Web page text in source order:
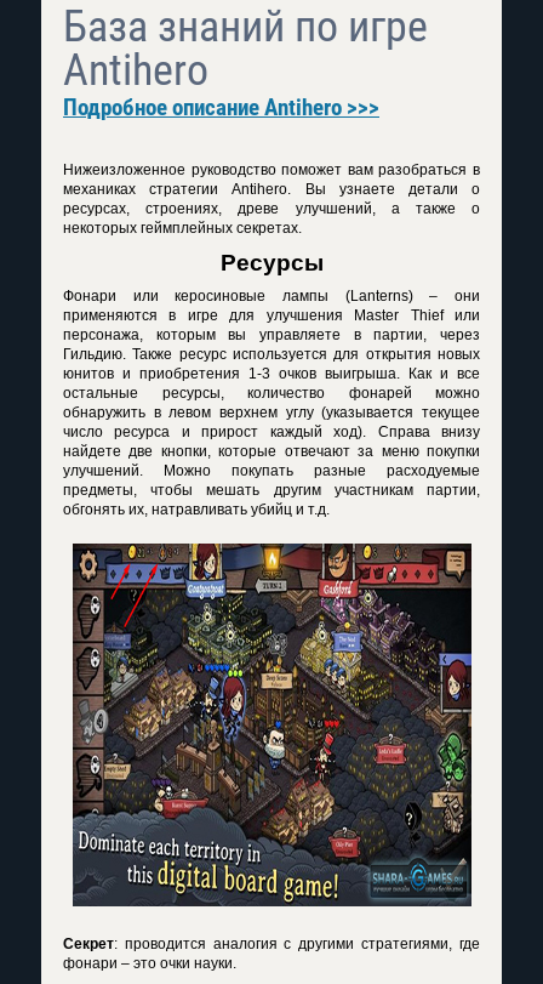
База знаний по игре
Antihero
Подробное описание Antihero >>>
Нижеизложенное руководство поможет вам разобраться в
механиках стратегииAntihero. Вы узнаете детали о
ресурсах, строениях, древе улучшений, а также о
некоторых геймплейных секретах.
Ресурсы
Фонари или керосиновые лампы (Lanterns) – они
применяются в игре для улучшения
Master Thiefили
персонажа, которым вы управляете в партии, через
Гильдию. Также ресурс используется для открытия новых
юнитов и приобретения 1-3 очков выигрыша. Как и все
остальные ресурсы, количество фонарей можно
обнаружить в левом верхнем углу (указывается текущее
число ресурса и прирост каждый ход). Справа внизу
найдете две кнопки, которые отвечают за меню покупки
улучшений. Можно покупать разные расходуемые
предметы, чтобы мешать другим участникам партии,
обгонять их, натравливать убийц и т.д.
Секрет: проводится аналогия с другими стратегиями, где
фонари – это очки науки.